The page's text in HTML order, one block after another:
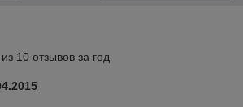
10 отзывов за год